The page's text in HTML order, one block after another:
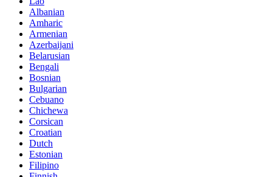
Albanian
Amharic
Armenian
Azerbaijani
Belarusian
Bengali
Bosnian
Bulgarian
Cebuano
Chichewa
Corsican
Croatian
Dutch
Estonian
Filipino